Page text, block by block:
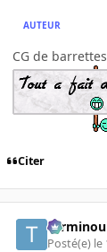
AUTEUR
CG de
Citer
Terminou
Posté(e) le